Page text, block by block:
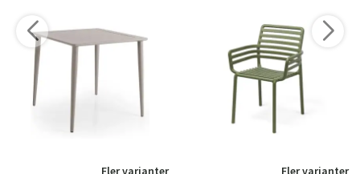
Fler varianter
Fler varianter